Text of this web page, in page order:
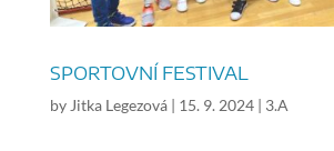
SPORTOVNÍ FESTIVAL
by Jitka Legezová| 15. 9. 2024| 3.A